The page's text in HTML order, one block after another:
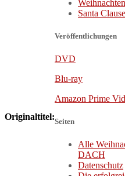
Originaltitel:
Santa
Veröffentlichungen
DVD
Blu-ray
Amazon Prime
Seiten
Alle
DACH
Datenschutz